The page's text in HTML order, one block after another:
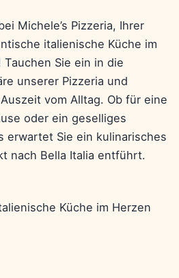
Michele’s Pizzeria, Ihrer
italienische Küche im
Sie ein in die
unserer Pizzeria und
vom Alltag. Ob für eine
oder ein geselliges
erwartet Sie ein kulinarisches
nach Bella Italia entführt.